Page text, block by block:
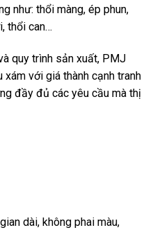
như: thổi màng, ép phun,
thổi can…
quy trình sản xuất, PMJ
xám với giá thành cạnh tranh
đầy đủ các yêu cầu mà thị
dài, không phai màu,